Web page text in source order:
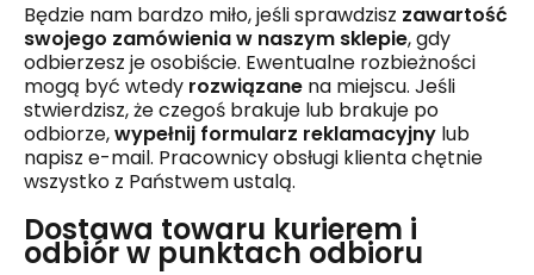
Będzie nam bardzo miło, jeśli sprawdzisz zawartość
swojego zamówienia w naszym sklepie, gdy
odbierzesz je osobiście. Ewentualne rozbieżności
mogą być wtedy rozwiązane na miejscu. Jeśli
stwierdzisz, że czegoś brakuje lub brakuje po
odbiorze,wypełnij formularz reklamacyjny lub
napisz e-mail. Pracownicy obsługi klienta chętnie
wszystko z Państwem ustalą.
Dostawa towaru kurierem i
odbiór w punktach odbioru